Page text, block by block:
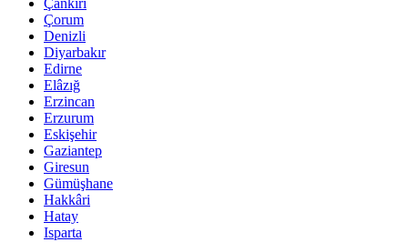
Çankırı
Çorum
Denizli
Diyarbakır
Edirne
Elâzığ
Erzincan
Erzurum
Eskişehir
Gaziantep
Giresun
Gümüşhane
Hakkâri
Hatay
Isparta